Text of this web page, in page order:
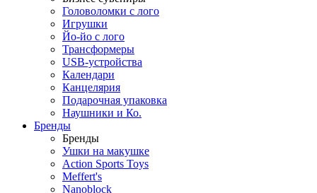
Головоломки с лого
Игрушки
Йо-йо с лого
Трансформеры
USB-устройства
Календари
Канцелярия
Подарочная упаковка
Наушники и Ко.
Бренды
Бренды
Ушки на макушке
Action Sports Toys
Meffert's
Nanoblock